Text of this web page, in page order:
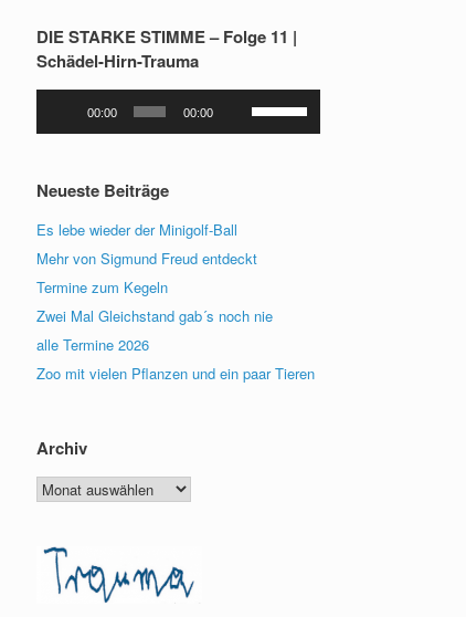
DIE STARKE STIMME – Folge 11 |
Schädel-Hirn-Trauma
00:00 00:00
Hoch/Runter
Neueste Beiträge
Es lebe wieder der Minigolf-Ball
Mehr von Sigmund Freud entdeckt
Termine zum Kegeln
Zwei Mal Gleichstand gab´s noch nie
alle Termine 2026
Zoo mit vielen Pflanzen und ein paar Tieren
Archiv
Archiv